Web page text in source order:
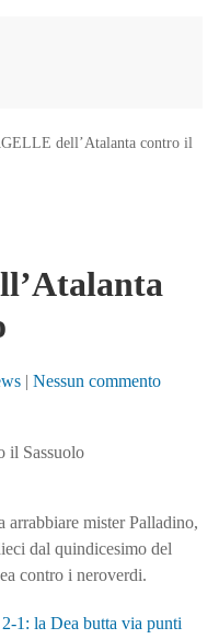
dell’Atalanta contro il
| Nessun commentosu
arrabbiare mister Palladino,
dal quindicesimo del
contro i neroverdi.
1: la Dea butta via punti